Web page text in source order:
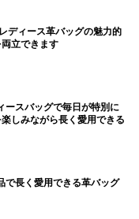
ディース革バッグの魅力的
立できます
ースバッグで毎日が特別に
しみながら長く愛用できる
で長く愛用できる革バッグ